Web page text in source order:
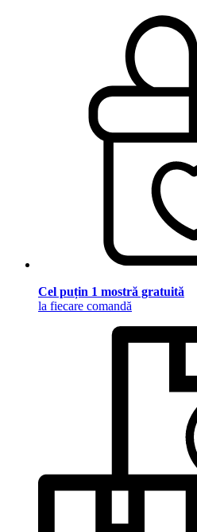
Cel puțin 1 mostră gratuită
la fiecare comandă